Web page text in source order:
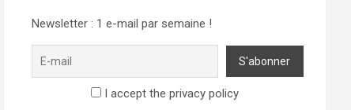
Newsletter : 1 e-mail par semaine !
I accept the privacy policy